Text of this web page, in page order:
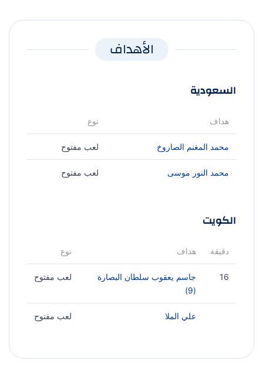
الأهداف
السعودية
هداف نوع
محمد المغنم الصاروخ لعب مفتوح
محمد النور موسى لعب مفتوح
الكويت
دقيقة هداف نوع
16
جاسم يعقوب سلطان البصارة
(9)
لعب مفتوح
علي الملا لعب مفتوح